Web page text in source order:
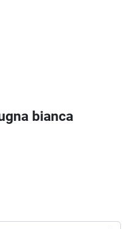
bianca